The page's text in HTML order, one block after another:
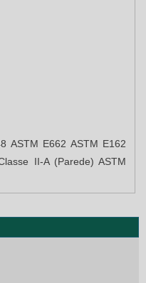
ASTM E662 ASTM E162
II-A (Parede) ASTM